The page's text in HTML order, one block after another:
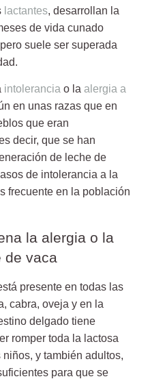
lactantes, desarrollan la
de vida cunado
suele ser superada
intolerancia o la alergia a
en unas razas que en
que eran
decir, que se han
de leche de
de intolerancia a la
frecuente en la población
la alergia o la
de vaca
presente en todas las
cabra, oveja y en la
delgado tiene
romper toda la lactosa
y también adultos,
para que se